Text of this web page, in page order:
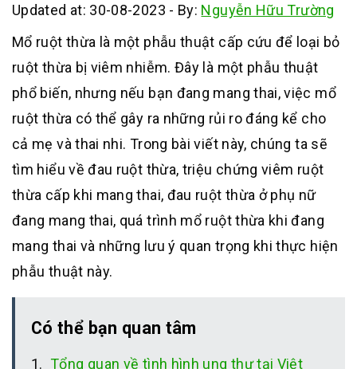
Updated at: 30-08-2023 - By: Nguyễn Hữu Trường
Mổ ruột thừa là một phẫu thuật cấp cứu để loại bỏ
ruột thừa bị viêm nhiễm. Đây là một phẫu thuật
phổ biến, nhưng nếu bạn đang mang thai, việc mổ
ruột thừa có thể gây ra những rủi ro đáng kể cho
cả mẹ và thai nhi. Trong bài viết này, chúng ta sẽ
tìm hiểu về đau ruột thừa, triệu chứng viêm ruột
thừa cấp khi mang thai, đau ruột thừa ở phụ nữ
đang mang thai, quá trình mổ ruột thừa khi đang
mang thai và những lưu ý quan trọng khi thực hiện
phẫu thuật này.
Có thể bạn quan tâm
Tổng quan về tình hình ung thư tại Việt